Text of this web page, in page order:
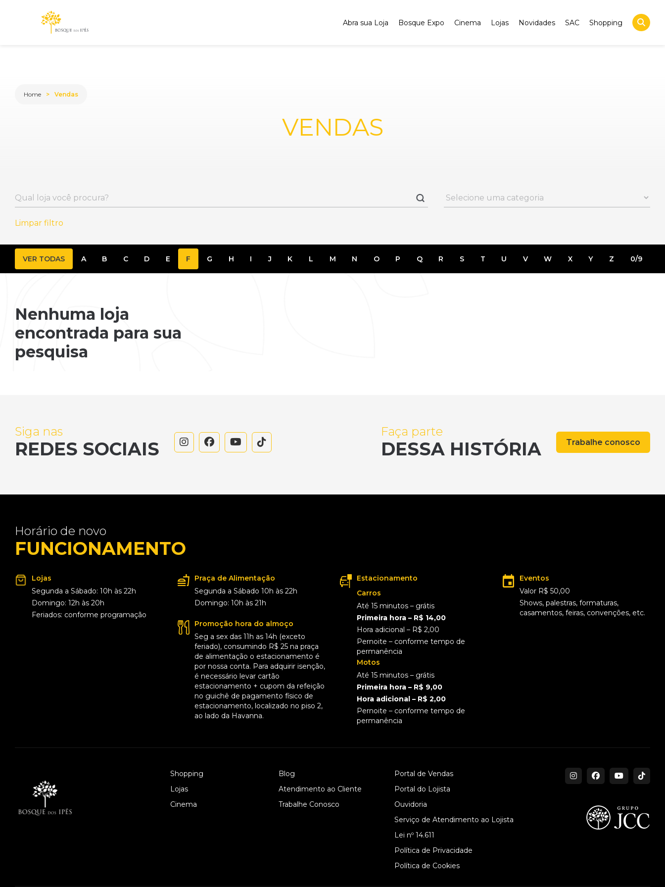
Abra sua Loja Bosque Expo Cinema Lojas Novidades SAC Shopping
VENDAS
Home Vendas
Limpar filtro
VER TODAS A B C D E F G H I J K L M N O P Q R S T U V W X Y Z 0/9
Nenhuma loja
encontrada para sua
pesquisa
Siga nas
REDES SOCIAIS
Faça parte
DESSA HISTÓRIA Trabalhe conosco
Horário de novo
FUNCIONAMENTO
Lojas
Segunda a Sábado: 10h às 22h
Domingo: 12h às 20h
Feriados: conforme programação
Praça de Alimentação
Segunda a Sábado 10h às 22h
Domingo: 10h às 21h
Promoção hora do almoço
Seg a sex das 11h as 14h (exceto
feriado), consumindo R$ 25 na praça
de alimentação o estacionamento é
por nossa conta. Para adquirir isenção,
é necessário levar cartão
estacionamento + cupom da refeição
no guichê de pagamento físico de
estacionamento, localizado no piso 2,
ao lado da Havanna.
Estacionamento
Carros
Até 15 minutos – grátis
Primeira hora – R$ 14,00
Hora adicional – R$ 2,00
Pernoite – conforme tempo de
permanência
Motos
Até 15 minutos – grátis
Primeira hora – R$ 9,00
Hora adicional – R$ 2,00
Pernoite – conforme tempo de
permanência
Eventos
Valor R$ 50,00
Shows, palestras, formaturas,
casamentos, feiras, convenções, etc.
Shopping
Lojas
Cinema
Blog
Atendimento ao Cliente
Trabalhe Conosco
Portal de Vendas
Portal do Lojista
Ouvidoria
Serviço de Atendimento ao Lojista
Lei nº 14.611
Política de Privacidade
Política de Cookies